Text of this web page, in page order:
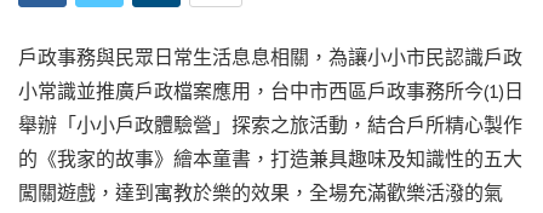
戶政事務與民眾日常生活息息相關，為讓小小市民認識戶政
小常識並推廣戶政檔案應用，台中市西區戶政事務所今(1)日
舉辦「小小戶政體驗營」探索之旅活動，結合戶所精心製作
的《我家的故事》繪本童書，打造兼具趣味及知識性的五大
闖關遊戲，達到寓教於樂的效果，全場充滿歡樂活潑的氣